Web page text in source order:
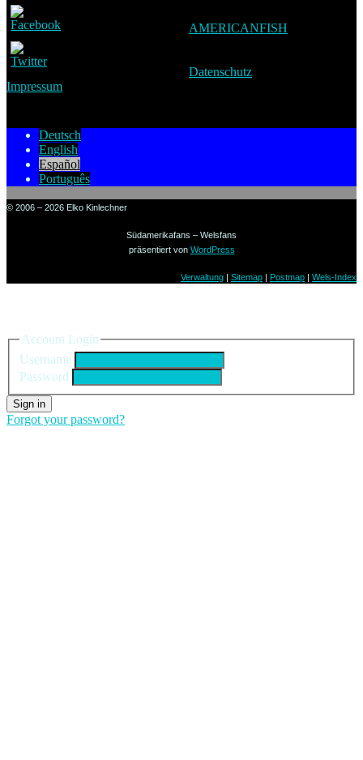
AMERICANFISH
Datenschutz
Impressum
Deutsch
English
Español
Português
© 2006 – 2026 Elko Kinlechner
Südamerikafans – Welsfans
präsentiert von WordPress
Verwaltung Sitemap Postmap Wels-Index
Account Login
Username
Password
Sign in
Forgot your password?